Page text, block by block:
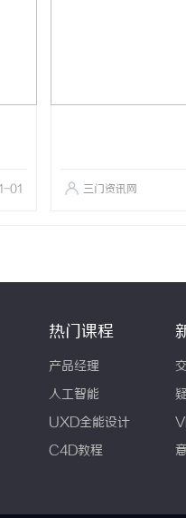
01 三门资讯网
热门课程
产品经理
人工智能
UXD全能设计
C4D教程